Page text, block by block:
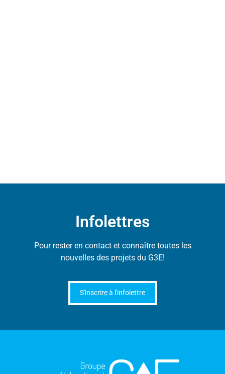
Infolettres​
Pour rester en contact et connaître toutes les
nouvelles des projets du G3E!
S'inscrire à l'infolettre